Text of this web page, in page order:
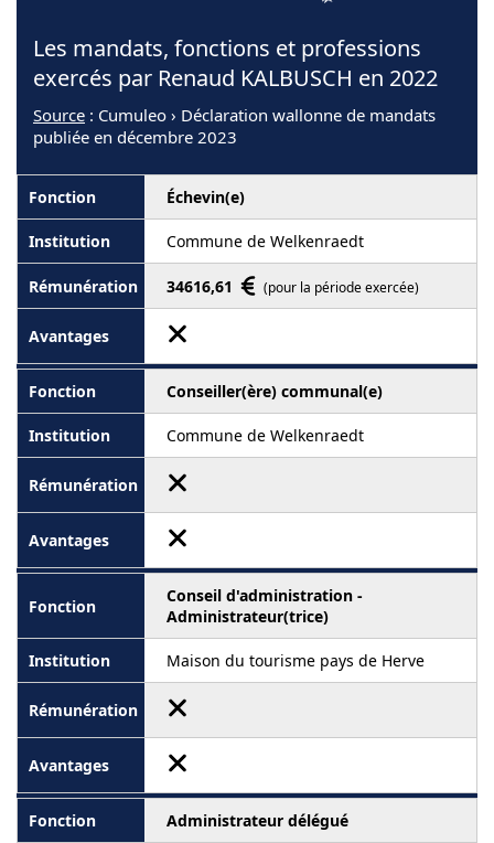
Les mandats, fonctions et professions
exercés par Renaud KALBUSCH en 2022
Source : Cumuleo › Déclaration wallonne de mandats
publiée en décembre 2023
Échevin(e)
Commune de Welkenraedt
34616,61 (pour la période exercée)
Conseiller(ère) communal(e)
Commune de Welkenraedt
Conseil d'administration -
Administrateur(trice)
Maison du tourisme pays de Herve
Administrateur délégué